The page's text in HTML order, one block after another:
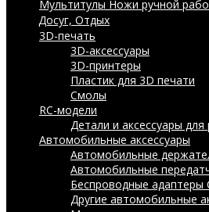
Мультитулы Ножи ручной
Досуг, Отдых
3D-печать
3D-аксессуары
3D-принтеры
Пластик для 3D печати
Смолы
RC-модели
Детали и аксессуары
Автомобильные аксессуары
Автомобильные
Автомобильные
Беспроводные адаптеры
Другие автомобильные